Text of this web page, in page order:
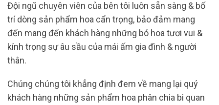
Đội ngũ chuyên viên của bên tôi luôn sẵn sàng & bố
trí dòng sản phẩm hoa cẩn trọng, bảo đảm mang
đến mang đến khách hàng những bó hoa tươi vui &
kính trọng sự âu sầu của mái ấm gia đình & người
thân.
Chúng chúng tôi khẳng định đem về mang lại quý
khách hàng những sản phẩm hoa phân chia bi quan